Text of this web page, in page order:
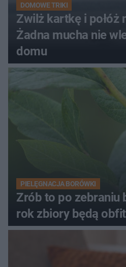
DOMOWE TRIKI
Zwilż kartkę i połóż
Żadna mucha nie
domu
PIELĘGNACJA BORÓWKI
Zrób to po zebraniu
rok zbiory będą